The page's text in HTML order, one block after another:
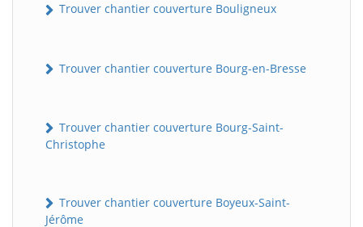
Trouver chantier couverture Bouligneux
Trouver chantier couverture Bourg-en-Bresse
Trouver chantier couverture Bourg-Saint-
Christophe
Trouver chantier couverture Boyeux-Saint-
Jérôme